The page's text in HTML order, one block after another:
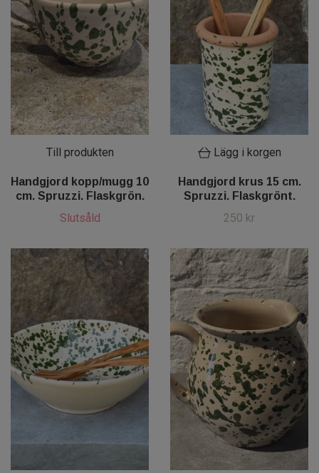
Till produkten
Handgjord kopp/mugg 10
cm. Spruzzi. Flaskgrön.
Slutsåld
Lägg i korgen
Handgjord krus 15 cm.
Spruzzi. Flaskgrönt.
250 kr